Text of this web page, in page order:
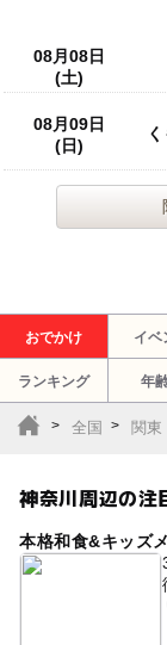
08月08日
(土)
08月09日
(日)
おでかけ イベ
ランキング 年
全国 関東
神奈川周辺の注
本格和食&キッズ